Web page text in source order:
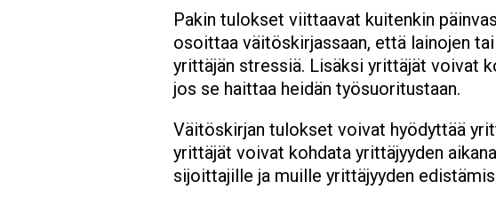
Pakin tulokset viittaavat kuitenkin
osoittaa väitöskirjassaan, että lainojen
yrittäjän stressiä. Lisäksi yrittäjät voivat
jos se haittaa heidän työsuoritustaan.
Väitöskirjan tulokset voivat hyödyttää
yrittäjät voivat kohdata yrittäjyyden
sijoittajille ja muille yrittäjyyden